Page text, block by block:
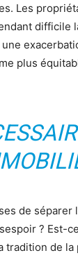
Les
difficile
plus
de séparer
? Est-
tradition de